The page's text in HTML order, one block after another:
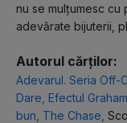
nu se mulțumesc cu
adevărate bijuterii,
Autorul cărților:
Adevarul. Seria Off-
Dare Efectul
bun The Chase